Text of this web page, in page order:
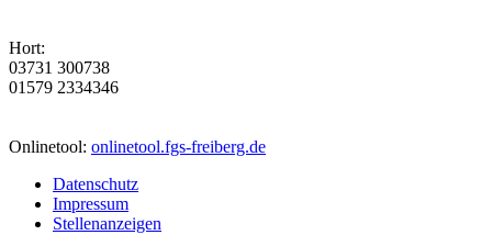
Hort:
03731 300738
01579 2334346
Onlinetool: onlinetool.fgs-freiberg.de
Datenschutz
Impressum
Stellenanzeigen